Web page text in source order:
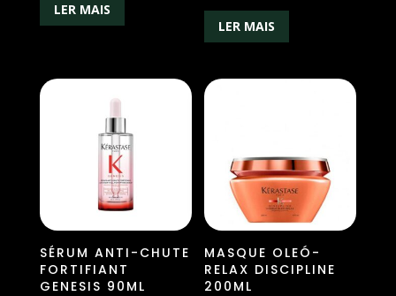
LER MAIS
LER MAIS
SÉRUM ANTI-CHUTE
FORTIFIANT
GENESIS 90ML
MASQUE OLEÓ-
RELAX DISCIPLINE
200ML